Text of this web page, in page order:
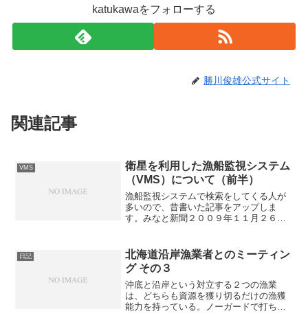
katukawaをフォローする
勝川俊雄公式サイト
関連記事
VMS
衛星を利用した漁船監視システム
（VMS）について（前半）
漁船監視システムで検索をしてくる人が
多いので、昔書いた記事をアップしま
す。みなと新聞２００９年１１月２６日
日記
北海道沿岸漁業者とのミーティン
グ その３
沖底と沿岸という対立する２つの漁業
は、どちらも資源を獲り切るだけの漁獲
能力を持っている。ノーガードで打ち合